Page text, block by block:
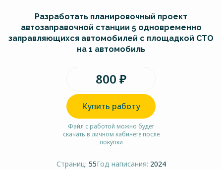
Разработать планировочный проект
автозаправочной станции 5 одновременно
заправляющихся автомобилей с площадкой СТО
на 1 автомобиль
800 ₽
Купить работу
Файл с работой можно будет
скачать в личном кабинете после
покупки
Страниц: 55Год написания: 2024